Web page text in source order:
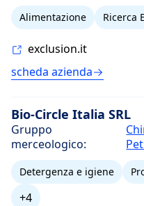
Alimentazione Ricerca
exclusion.it
scheda azienda
Bio-Circle Italia SRL
Gruppo
merceologico:
Detergenza e igiene
+4